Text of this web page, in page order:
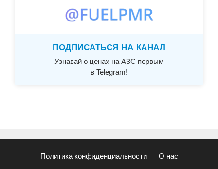
ПОДПИСАТЬСЯ НА КАНАЛ
Узнавай о ценах на АЗС первым
в Telegram!
Политика конфиденциальности О нас